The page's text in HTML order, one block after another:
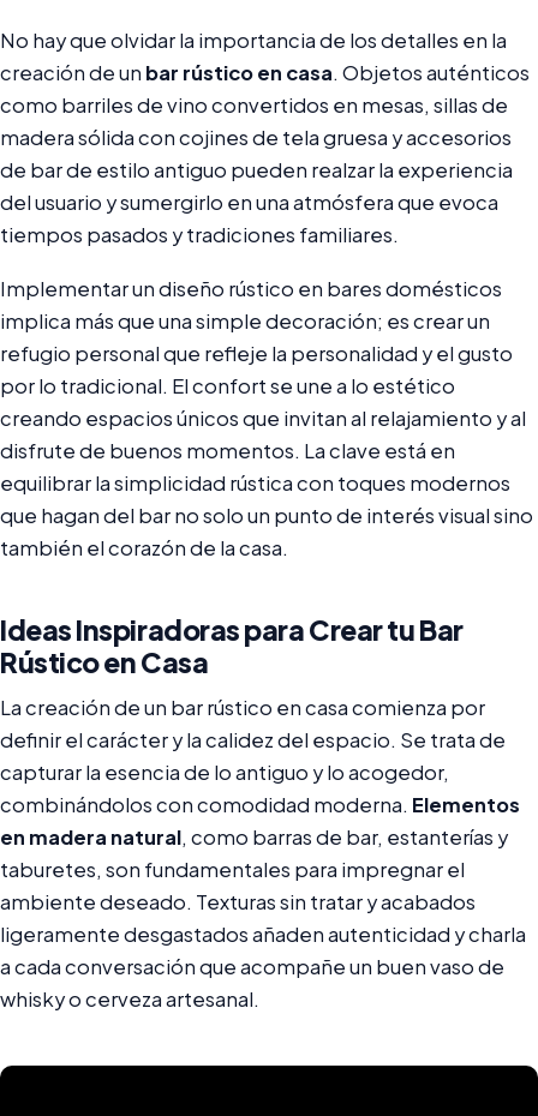
No hay que olvidar la importancia de los detalles en la
creación de un bar rústico en casa. Objetos auténticos
como barriles de vino convertidos en mesas, sillas de
madera sólida con cojines de tela gruesa y accesorios
de bar de estilo antiguo pueden realzar la experiencia
del usuario y sumergirlo en una atmósfera que evoca
tiempos pasados y tradiciones familiares.
Implementar un diseño rústico en bares domésticos
implica más que una simple decoración; es crear un
refugio personal que refleje la personalidad y el gusto
por lo tradicional. El confort se une a lo estético
creando espacios únicos que invitan al relajamiento y al
disfrute de buenos momentos. La clave está en
equilibrar la simplicidad rústica con toques modernos
que hagan del bar no solo un punto de interés visual sino
también el corazón de la casa.
Ideas Inspiradoras para Crear tu Bar
Rústico en Casa
La creación de un bar rústico en casa comienza por
definir el carácter y la calidez del espacio. Se trata de
capturar la esencia de lo antiguo y lo acogedor,
combinándolos con comodidad moderna. Elementos
en madera natural, como barras de bar, estanterías y
taburetes, son fundamentales para impregnar el
ambiente deseado. Texturas sin tratar y acabados
ligeramente desgastados añaden autenticidad y charla
a cada conversación que acompañe un buen vaso de
whisky o cerveza artesanal.